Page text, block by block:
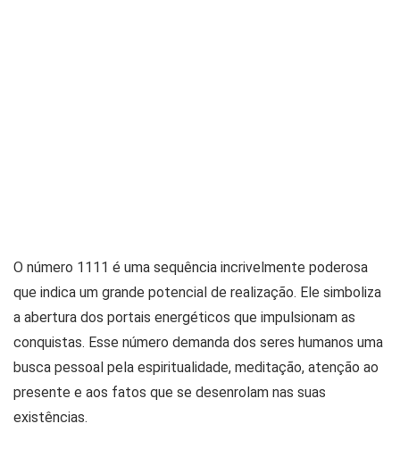
O número 1111 é uma sequência incrivelmente poderosa
que indica um grande potencial de realização. Ele simboliza
a abertura dos portais energéticos que impulsionam as
conquistas. Esse número demanda dos seres humanos uma
busca pessoal pela espiritualidade, meditação, atenção ao
presente e aos fatos que se desenrolam nas suas
existências.